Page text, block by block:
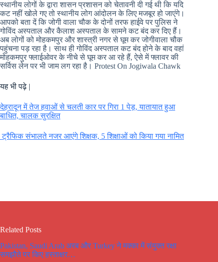
स्थानीय लोगों के द्वारा शासन प्रशासन को चेतावनी दी गई थी कि यदि
कट नहीं खोले गए तो स्थानीय लोग आंदोलन के लिए मजबूर हो जाएंगे।
आपको बता दें कि जोगी वाला चौक के दोनों तरफ हाईवे पर पुलिस ने
गोविंद अस्पताल और कैलाश अस्पताल के सामने कट बंद कर दिए हैं।
अब लोगों को मोहकमपुर और शास्त्री नगर से घूम कर जोगीवाला चौक
पहुंचना पड़ रहा है। साथ ही गोविंद अस्पताल कट बंद होने के बाद वहां
मोहकमपुर फ्लाईओवर के नीचे से घूम कर आ रहे हैं, ऐसे में फ्लावर की
सर्विस लेन पर भी जाम लग रहा है। Protest On Jogiwala Chawk
यह भी पढ़े |
देहरादून में तेज हवाओं से चलती कार पर गिरा 1 पेड़, यातायात हुआ
बाधित, चालक सुरक्षित
ट्रैफिक संभालते नजर आएंगे शिक्षक, 5 शिक्षाओं को किया गया नामित
Related Posts
Pakistan, Saudi Arab अरब और Turkey ने मक्का में संयुक्त रक्षा
समझौते पर किए हस्ताक्षर…